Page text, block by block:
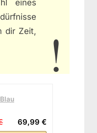
eines
dir Zeit,
69,99 €